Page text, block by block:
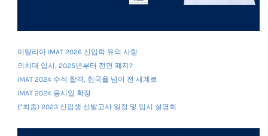
이탈리아 IMAT 2026 신입학 유의 사항
의치대 입시, 2025년부터 전면 폐지?
IMAT 2024 수석 합격, 한국을 넘어 전 세계로
IMAT 2024 응시일 확정
(*최종) 2023 신입생 선발고사 일정 및 입시 설명회